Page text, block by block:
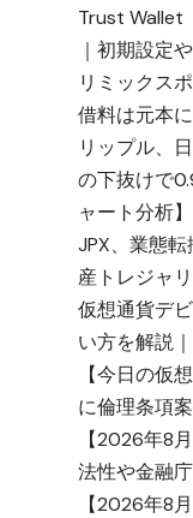
Trust Wallet
｜初期設定
リミックス
借料は元本
リップル、
の下抜けで
ャート分析
JPX、業態
産トレジャ
仮想通貨デ
い方を解説
【今日の仮
に倫理条項
【2026年8
法性や金融
【2026年8